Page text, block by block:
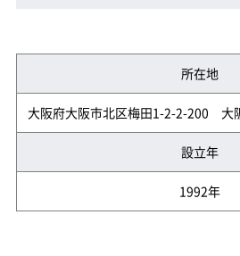
所在地
大阪府大阪市北区梅田1-2-2-200 大
設立年
1992年